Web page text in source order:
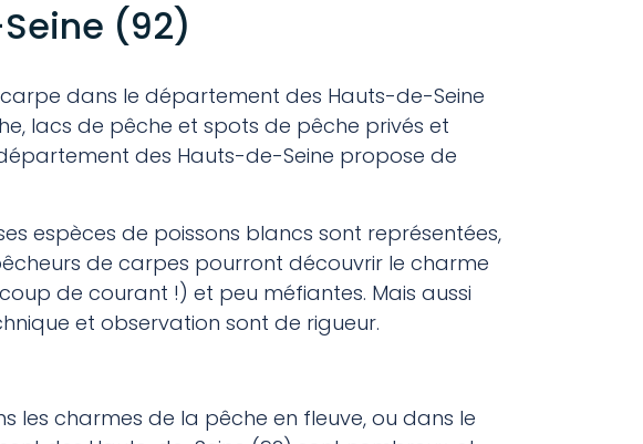
(92)
dans le département des Hauts-de-Seine
lacs de pêche et spots de pêche privés et
des Hauts-de-Seine propose de
espèces de poissons blancs sont représentées,
de carpes pourront découvrir le charme
de courant !) et peu méfiantes. Mais aussi
et observation sont de rigueur.
les charmes de la pêche en fleuve, ou dans le